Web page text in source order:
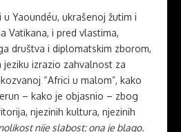
Yaoundéu, ukrašenoj žutim i
Vatikana, i pred vlastima,
društva i diplomatskim zborom,
izrazio zahvalnost za
“Africi u malom”, kako
– kako je objasnio – zbog
njezinih kultura, njezinih
nije slabost: ona je blago.